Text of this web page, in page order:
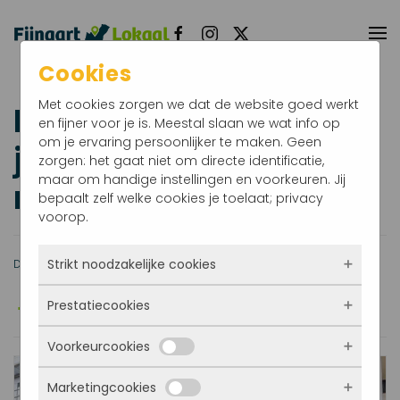
Informatieavond 10
juni in De Borgh gaat
niet door
Datum: 09-06-2026 14:56 Door: Gemeente Moerdijk
Cookies
Met cookies zorgen we dat de website goed werkt
en fijner voor je is. Meestal slaan we wat info op
om je ervaring persoonlijker te maken. Geen
zorgen: het gaat niet om directe identificatie,
maar om handige instellingen en voorkeuren. Jij
bepaalt zelf welke cookies je toelaat; privacy
voorop.
Strikt noodzakelijke cookies
Deze cookies zorgen ervoor dat de website
überhaupt werkt. Ze zijn dus altijd actief en
kunnen niet worden uitgezet. Meestal worden
ze alleen geplaatst als jij iets doet, zoals
inloggen, een formulier invullen of je
Prestatiecookies
Met deze cookies zien we hoe vaak onze site
bezocht wordt, waar bezoekers vandaan
komen en welke pagina’s populair zijn. Zo
Voorkeurcookies
Deze cookies onthouden jouw voorkeuren.
Marketingcookies